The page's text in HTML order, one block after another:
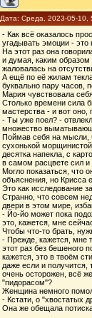
Дата: Среда, 2023-05-
- Как всё оказалось
угадывать эмоции - это
На этот раз она
и думая, каким образом
жаловалась на
А ещё по её жилам
буквально пару часов,
Мария чувствовала
Столько времени сила
мастерства - и вот
- Ты уже поел? -
множество
Поймав себя на мысли,
сухонькой
десятка напекла, с
в самом расцвете сил и
Могло показаться, что
объяснения, но Крисса
Это как исследование
Странно, что совсем
двери в этом мире,
- Йо-йо может пока
это, кажется, мне
Чтобы что-то брать,
- Прежде, кажется, мне
этот раз без бешеного
кажется, это в твоём
даже если и
очень осторожен, всё
"пидорасом"?
Женщина немного
- Кстати, о "хвостатых
Она же обещала